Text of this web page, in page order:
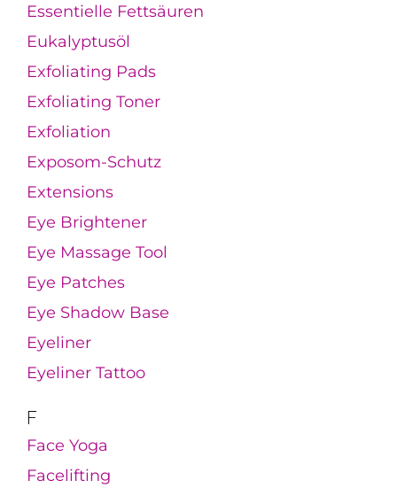
Essentielle Fettsäuren
Eukalyptusöl
Exfoliating Pads
Exfoliating Toner
Exfoliation
Exposom-Schutz
Extensions
Eye Brightener
Eye Massage Tool
Eye Patches
Eye Shadow Base
Eyeliner
Eyeliner Tattoo
F
Face Yoga
Facelifting